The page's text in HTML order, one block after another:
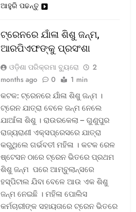
ଆହୁରି ପଢନ୍ତୁ
ଟ୍ରେନରେ ଯାଁଳା ଶିଶୁ ଜନ୍ମ,
ଆରପିଏଫଙ୍କୁ ପ୍ରସଂଶା
ଓଡ଼ିଶା ପରିକ୍ରମା ବ୍ୟୁରୋ
2
months ago
0 1 min
କଟକ: ଟ୍ରେନରେ ଯାଁଳା ଶିଶୁ ଜନ୍ମ ।
ଟ୍ରେନ ଯାତ୍ରା ବେଳେ ଜନ୍ମ ନେଲେ
ଯାଆଁଳା ଶିଶୁ । ରାଉରକେଲା – ଗୁଣୁପୁର
ରାଜ୍ୟରାଣୀ ଏକ୍ସପ୍ରେସରେ ଯାତ୍ରା
କରୁଥିଲେ ଗର୍ଭବତୀ ମହିଳା । କଟକ ରେଳ
ଷ୍ଟେସନ ଠାରେ ଟ୍ରେନ ଭିତରେ ପ୍ରଥମ
ଶିଶୁ ଜନ୍ମ ପରେ ଆମ୍ବୁଲାନ୍ସରେ
ହସ୍ପିଟାଲ ଯିବା ବେଳେ ଆଉ ଏକ ଶିଶୁ
ଜନ୍ମ ନେଇଛି । ମହିଳା ପୋଲିସ
କର୍ମଚାରୀଙ୍କ ସହାୟତାରେ ଟ୍ରେନ ଭିତରେ